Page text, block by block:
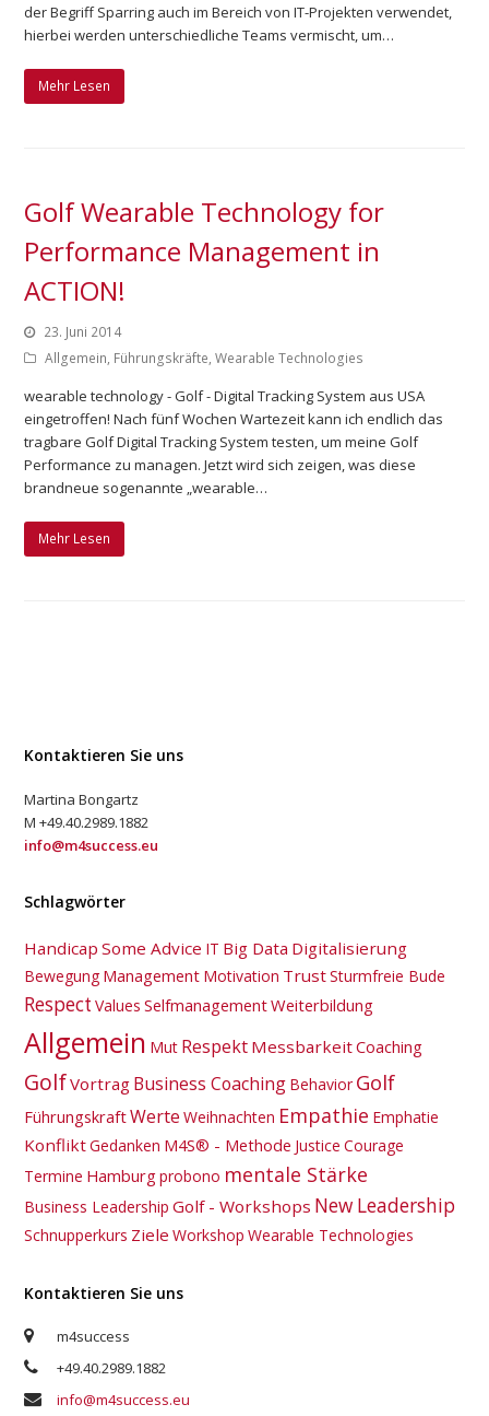
der Begriff Sparring auch im Bereich von IT-Projekten verwendet,
hierbei werden unterschiedliche Teams vermischt, um…
Mehr Lesen
Golf Wearable Technology for
Performance Management in
ACTION!
23. Juni 2014
Allgemein, Führungskräfte, Wearable Technologies
wearable technology - Golf - Digital Tracking System aus USA
eingetroffen! Nach fünf Wochen Wartezeit kann ich endlich das
tragbare Golf Digital Tracking System testen, um meine Golf
Performance zu managen. Jetzt wird sich zeigen, was diese
brandneue sogenannte „wearable…
Mehr Lesen
Kontaktieren Sie uns
Martina Bongartz
M +49.40.2989.1882
info@m4success.eu
Schlagwörter
Handicap Some Advice IT Big Data Digitalisierung
Bewegung Management Motivation TrustSturmfreie Bude
Respect Values SelfmanagementWeiterbildung
Allgemein Mut Respekt MessbarkeitCoaching
GolfVortrag Business Coaching Behavior Golf
FührungskraftWerte Weihnachten Empathie Emphatie
KonfliktGedanken M4S® - Methode Justice Courage
Termine Hamburgprobono mentale Stärke
Business Leadership Golf - Workshops New Leadership
Schnupperkurs Ziele Workshop Wearable Technologies
Kontaktieren Sie uns
m4success
+49.40.2989.1882
info@m4success.eu